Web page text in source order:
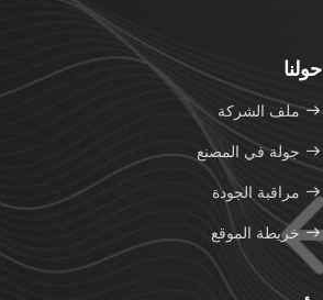
حولنا
ملف الشركة
جولة في المصنع
مراقبة الجودة
خريطة الموقع